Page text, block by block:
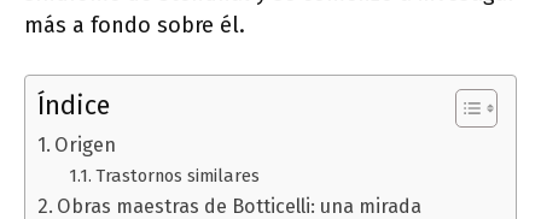
más a fondo sobre él.
Índice
Origen
Trastornos similares
Obras maestras de Botticelli: una mirada